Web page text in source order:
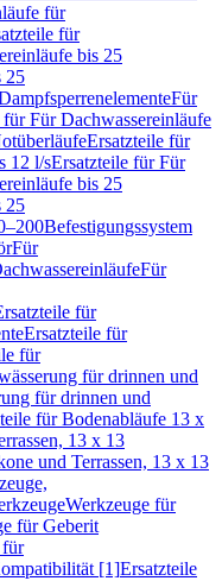
für
für
bis 25
25
Für
für Für Dachwassereinläufe
Ersatzteile für
12 l/sErsatzteile für Für
bis 25
25
Befestigungssystem
Für
Für
für
Ersatzteile für
für
für drinnen und
für drinnen und
für Bodenabläufe 13 x
13 x 13
und Terrassen, 13 x 13
Werkzeuge für
für Geberit
für
[1]Ersatzteile